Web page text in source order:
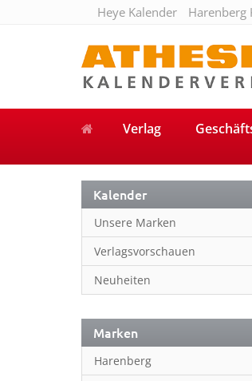
Heye Kalender Harenberg
Verlag
Kalender
Unsere Marken
Verlagsvorschauen
Neuheiten
Marken
Harenberg